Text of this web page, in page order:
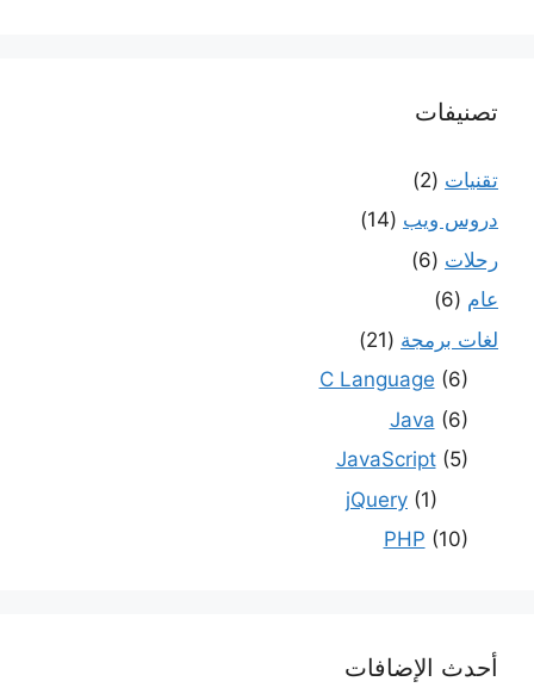
تصنيفات
تقنيات (2)
دروس ويب (14)
رحلات (6)
عام (6)
لغات برمجة (21)
C Language (6)
Java (6)
JavaScript(5)
jQuery (1)
PHP (10)
أحدث الإضافات